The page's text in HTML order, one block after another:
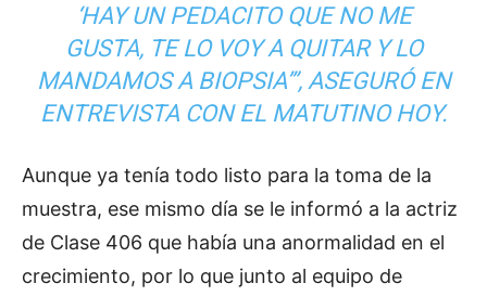
‘HAY UN PEDACITO QUE NO ME
GUSTA, TE LO VOY A QUITAR Y LO
MANDAMOS A BIOPSIA’”, ASEGURÓ EN
ENTREVISTA CON EL MATUTINO HOY.
Aunque ya tenía todo listo para la toma de la
muestra, ese mismo día se le informó a la actriz
de Clase 406 que había una anormalidad en el
crecimiento, por lo que junto al equipo de